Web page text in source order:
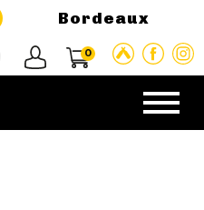
Bordeaux
0